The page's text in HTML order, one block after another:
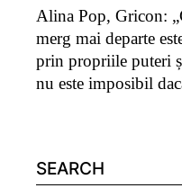
Alina Pop, Gricon:
merg mai departe
prin propriile puteri
nu este imposibil
Search
for: